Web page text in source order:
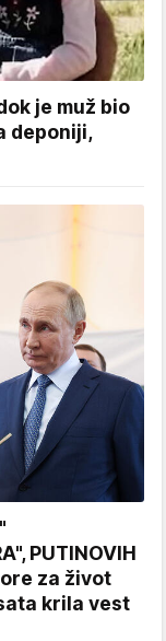
je muž bio
deponiji,
PUTINOVIH
za život
krila vest